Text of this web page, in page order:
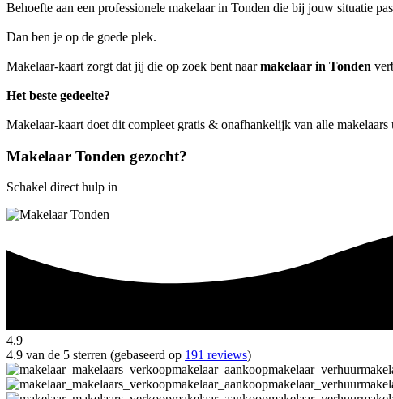
Behoefte aan een professionele makelaar in Tonden die bij jouw situatie
Dan ben je op de goede plek.
Makelaar-kaart zorgt dat jij die op zoek bent naarmakelaar in Tonden
Het beste gedeelte?
Makelaar-kaart doet dit compleet gratis & onafhankelijk van alle makelaars
Makelaar Tonden gezocht?
Schakel direct hulp in
4.9
4.9 van de 5 sterren (gebaseerd op 191 reviews)